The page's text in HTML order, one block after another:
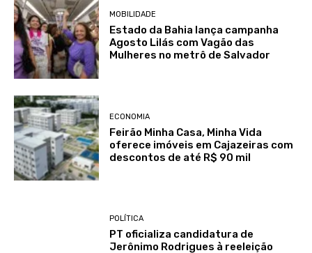
MOBILIDADE
Estado da Bahia lança campanha
Agosto Lilás com Vagão das
Mulheres no metrô de Salvador
ECONOMIA
Feirão Minha Casa, Minha Vida
oferece imóveis em Cajazeiras com
descontos de até R$ 90 mil
POLÍTICA
PT oficializa candidatura de
Jerônimo Rodrigues à reeleição